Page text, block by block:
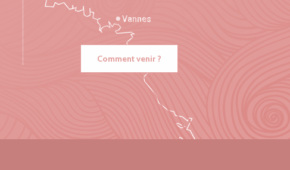
Vannes
Comment venir ?